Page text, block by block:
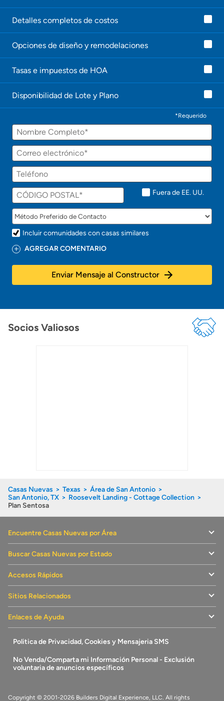
Detalles completos de costos
Opciones de diseño y remodelaciones
Tasas e impuestos de HOA
Disponibilidad de Lote y Plano
*Requerido
Fuera de EE. UU.
Incluir comunidades con casas similares
AGREGAR COMENTARIO
Enviar Mensaje al Constructor
Socios Valiosos
Casas Nuevas Texas
Área de San Antonio
San Antonio, TX
Roosevelt Landing - Cottage Collection
Plan Sentosa
Encuentre Casas Nuevas por Área
Buscar Casas Nuevas por Estado
Accesos Rápidos
Sitios Relacionados
Enlaces de Ayuda
Politica de Privacidad, Cookies y Mensajeria SMS
No Venda/Comparta mi Información Personal - Exclusión
voluntaria de anuncios específicos
Copyright © 2001-2026 Builders Digital Experience, LLC. All rights